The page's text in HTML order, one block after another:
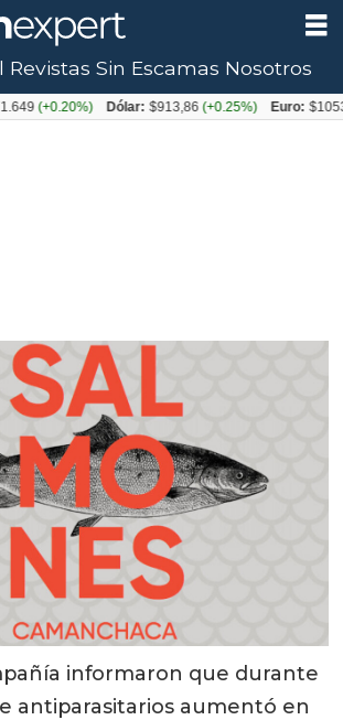
informaron que durante
antiparasitarios aumentó en
Revistas Sin Escamas Nosotros
Dólar: $913,86 (+0.25%) Euro: $1053,08(-